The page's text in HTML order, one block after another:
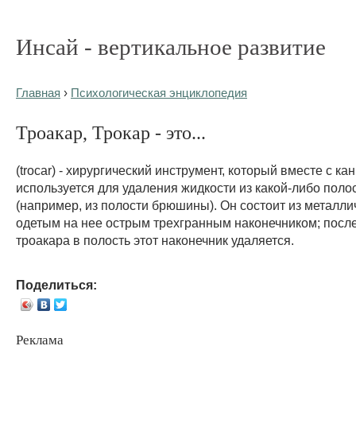
Инсай - вертикальное развитие
Главная › Психологическая энциклопедия
Троакар, Трокар - это...
(trocar) - хирургический инструмент, который вместе с
используется для удаления жидкости из какой-либо
(например, из полости брюшины). Он состоит из
одетым на нее острым трехгранным наконечником;
троакара в полость этот наконечник удаляется.
Поделиться:
Реклама